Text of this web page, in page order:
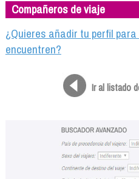
Libros
Compañeros de viaje
Compañeros de viaje
¿Quieres añadir tu perfil
encuentren?
Ir al listado